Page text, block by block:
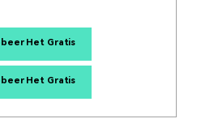
Het Gratis
Het Gratis